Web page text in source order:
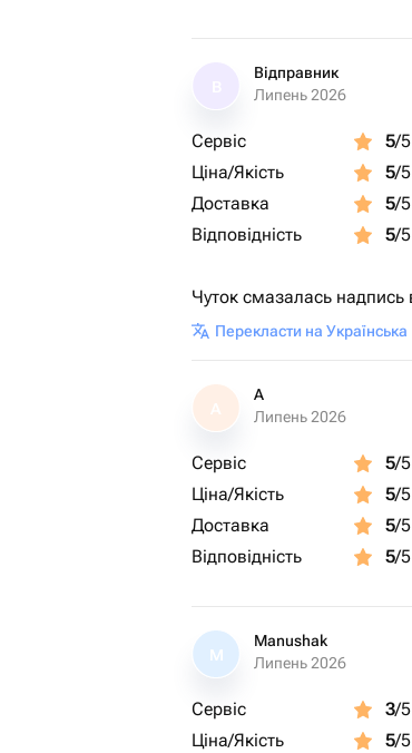
Відправник
Липень 2026
Сервіс 5/5
Ціна/Якість
5/5
Доставка
5/5
Відповідність
5/5
Чуток смазалась
Перекласти на Українська
A
A
Липень 2026
Сервіс 5/5
Ціна/Якість
5/5
Доставка
5/5
Відповідність
5/5
M
Manushak
Липень 2026
Сервіс 3/5
Ціна/Якість
5/5